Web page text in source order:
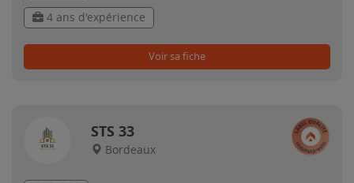
4 ans d'expérience
Voir sa fiche
STS 33
Bordeaux